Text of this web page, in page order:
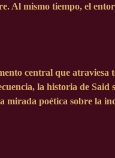
Al mismo tiempo, el
central que
la historia de
mirada poética sobre la